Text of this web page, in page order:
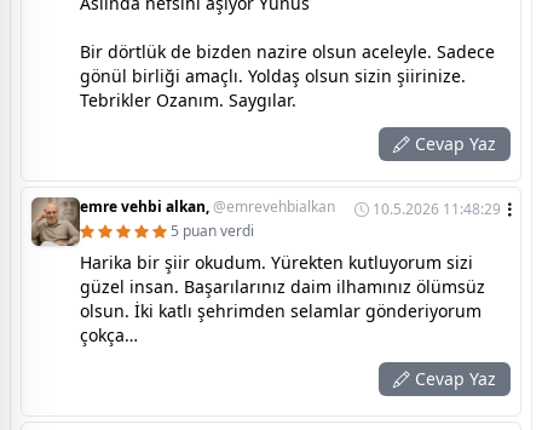
Bir dörtlük de bizden nazire olsun aceleyle. Sadece
gönül birliği amaçlı. Yoldaş olsun sizin şiirinize.
Tebrikler Ozanım. Saygılar.
Cevap Yaz
emre vehbi alkan,@emrevehbialkan
10.5.2026 11:48:29
5 puan verdi
Harika bir şiir okudum. Yürekten kutluyorum sizi
güzel insan. Başarılarınız daim ilhamınız ölümsüz
olsun. İki katlı şehrimden selamlar gönderiyorum
çokça…
Cevap Yaz